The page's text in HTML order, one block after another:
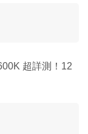
超詳測！12